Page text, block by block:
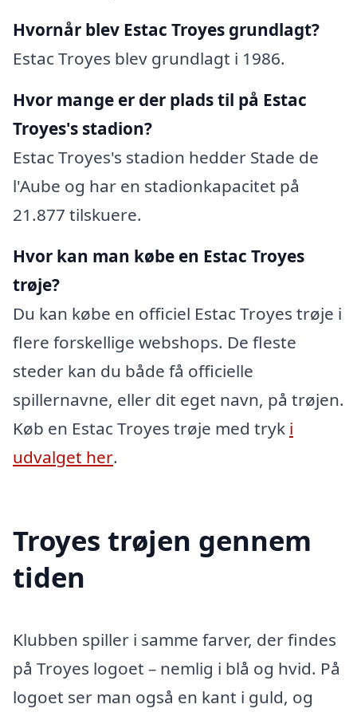
Hvornår blev Estac Troyes grundlagt?
Estac Troyes blev grundlagt i 1986.
Hvor mange er der plads til på Estac
Troyes's stadion?
Estac Troyes's stadion hedder Stade de
l'Aube og har en stadionkapacitet på
21.877 tilskuere.
Hvor kan man købe en Estac Troyes
trøje?
Du kan købe en officiel Estac Troyes trøje i
flere forskellige webshops. De fleste
steder kan du både få officielle
spillernavne, eller dit eget navn, på trøjen.
Køb en Estac Troyes trøje med tryk i
udvalget her.
Troyes trøjen gennem
tiden
Klubben spiller i samme farver, der findes
på Troyes logoet – nemlig i blå og hvid. På
logoet ser man også en kant i guld, og